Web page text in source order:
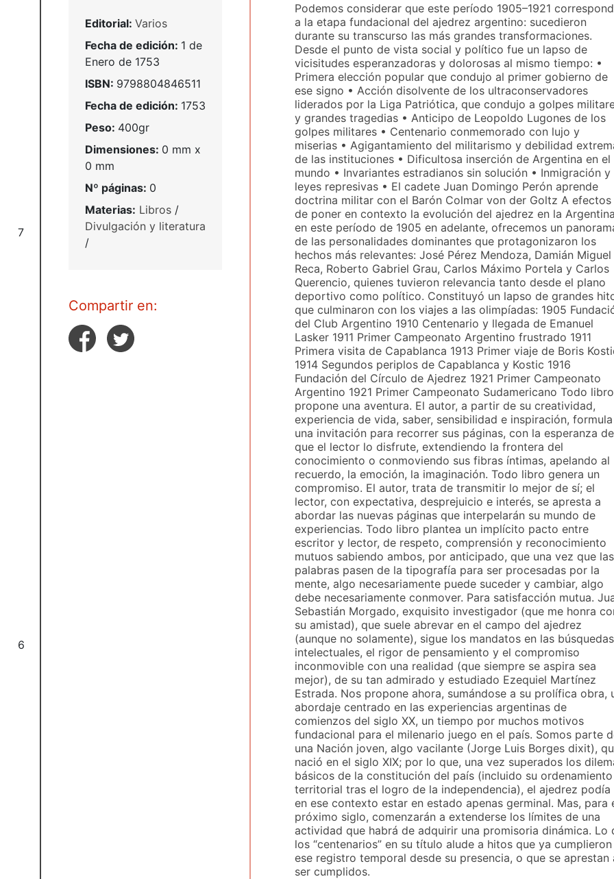
7
6
Editorial: Varios
Fecha de edición: 1 de
Enero de 1753
ISBN: 9798804846511
Fecha de edición: 1753
Peso: 400gr
Dimensiones: 0 mm x
0 mm
Nº páginas: 0
Materias: Libros /
Divulgación y literatura
/
Compartir en:
Podemos considerar que este período 1905–1921
a la etapa fundacional del ajedrez argentino: sucedieron
durante su transcurso las más grandes transformaciones.
Desde el punto de vista social y político fue un lapso de
vicisitudes esperanzadoras y dolorosas al mismo tiempo: •
Primera elección popular que condujo al primer gobierno de
ese signo • Acción disolvente de los ultraconservadores
liderados por la Liga Patriótica, que condujo a golpes
y grandes tragedias • Anticipo de Leopoldo Lugones de los
golpes militares • Centenario conmemorado con lujo y
miserias • Agigantamiento del militarismo y debilidad
de las instituciones • Dificultosa inserción de Argentina en el
mundo • Invariantes estradianos sin solución • Inmigración y
leyes represivas • El cadete Juan Domingo Perón aprende
doctrina militar con el Barón Colmar von der Goltz A efectos
de poner en contexto la evolución del ajedrez en la Argentina
en este período de 1905 en adelante, ofrecemos un
de las personalidades dominantes que protagonizaron los
hechos más relevantes: José Pérez Mendoza, Damián Miguel
Reca, Roberto Gabriel Grau, Carlos Máximo Portela y Carlos
Querencio, quienes tuvieron relevancia tanto desde el plano
deportivo como político. Constituyó un lapso de grandes
que culminaron con los viajes a las olimpíadas: 1905
del Club Argentino 1910 Centenario y llegada de Emanuel
Lasker 1911 Primer Campeonato Argentino frustrado 1911
Primera visita de Capablanca 1913 Primer viaje de Boris
1914 Segundos periplos de Capablanca y Kostic 1916
Fundación del Círculo de Ajedrez 1921 Primer Campeonato
Argentino 1921 Primer Campeonato Sudamericano Todo libro
propone una aventura. El autor, a partir de su creatividad,
experiencia de vida, saber, sensibilidad e inspiración, formula
una invitación para recorrer sus páginas, con la esperanza de
que el lector lo disfrute, extendiendo la frontera del
conocimiento o conmoviendo sus fibras íntimas, apelando al
recuerdo, la emoción, la imaginación. Todo libro genera un
compromiso. El autor, trata de transmitir lo mejor de sí; el
lector, con expectativa, desprejuicio e interés, se apresta a
abordar las nuevas páginas que interpelarán su mundo de
experiencias. Todo libro plantea un implícito pacto entre
escritor y lector, de respeto, comprensión y reconocimiento
mutuos sabiendo ambos, por anticipado, que una vez que las
palabras pasen de la tipografía para ser procesadas por la
mente, algo necesariamente puede suceder y cambiar, algo
debe necesariamente conmover. Para satisfacción mutua.
Sebastián Morgado, exquisito investigador (que me honra
su amistad), que suele abrevar en el campo del ajedrez
(aunque no solamente), sigue los mandatos en las búsquedas
intelectuales, el rigor de pensamiento y el compromiso
inconmovible con una realidad (que siempre se aspira sea
mejor), de su tan admirado y estudiado Ezequiel Martínez
Estrada. Nos propone ahora, sumándose a su prolífica obra,
abordaje centrado en las experiencias argentinas de
comienzos del siglo XX, un tiempo por muchos motivos
fundacional para el milenario juego en el país. Somos parte
una Nación joven, algo vacilante (Jorge Luis Borges dixit),
nació en el siglo XIX; por lo que, una vez superados los
básicos de la constitución del país (incluido su ordenamiento
territorial tras el logro de la independencia), el ajedrez podía
en ese contexto estar en estado apenas germinal. Mas, para
próximo siglo, comenzarán a extenderse los límites de una
actividad que habrá de adquirir una promisoria dinámica. Lo
los “centenarios” en su título alude a hitos que ya cumplieron
ese registro temporal desde su presencia, o que se aprestan
ser cumplidos.